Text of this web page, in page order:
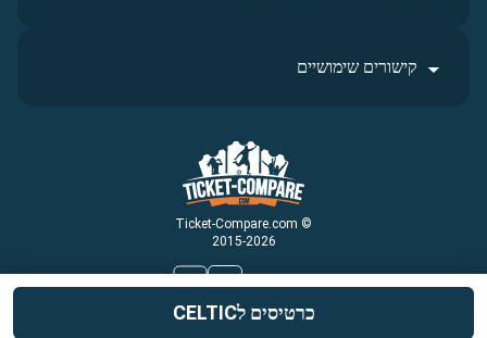
כרטיסים לCELTIC
© Ticket-Compare.com
2015-2026
קישורים שימושיים